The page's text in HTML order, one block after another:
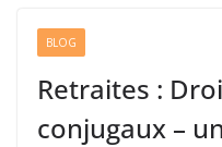
BLOG
Retraites :
conjugaux –